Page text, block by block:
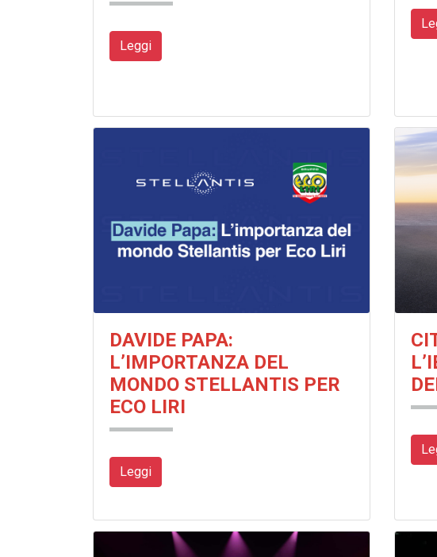
Leggi
DAVIDE PAPA:
L’IMPORTANZA DEL
MONDO STELLANTIS PER
ECO LIRI
Leggi